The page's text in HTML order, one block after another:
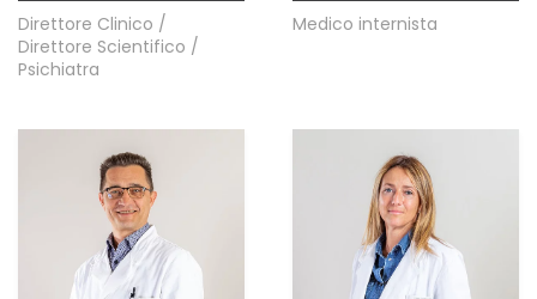
Direttore Clinico /
Direttore Scientifico /
Psichiatra
Medico internista